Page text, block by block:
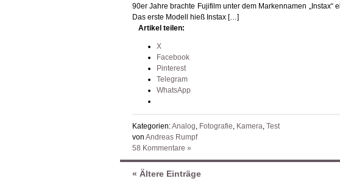
90er Jahre brachte Fujifilm unter dem Markennamen
Das erste Modell hieß Instax […]
Artikel teilen:
X
Facebook
Pinterest
Telegram
WhatsApp
Kategorien:Analog, Fotografie, Kamera, Test
von Andreas Rumpf
58 Kommentare »
« Ältere Einträge